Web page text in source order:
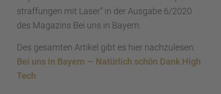
straf­fun­gen mit Laser” in der Ausgabe 6/2020
des Magazins Bei uns in Bayern.
Des gesam­ten Artikel gibt es hier nachzu­le­sen:
Bei uns in Bayern — Natür­lich schön Dank High
Tech